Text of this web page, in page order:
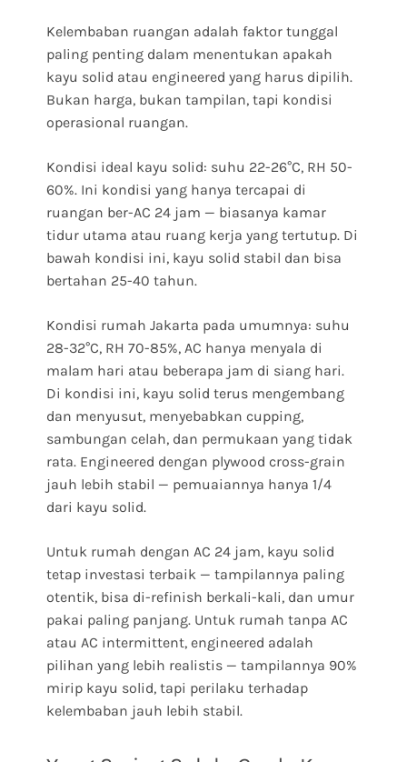
Kelembaban ruangan adalah faktor tunggal
paling penting dalam menentukan apakah
kayu solid atau engineered yang harus dipilih.
Bukan harga, bukan tampilan, tapi kondisi
operasional ruangan.
Kondisi ideal kayu solid: suhu 22-26°C, RH 50-
60%. Ini kondisi yang hanya tercapai di
ruangan ber-AC 24 jam — biasanya kamar
tidur utama atau ruang kerja yang tertutup. Di
bawah kondisi ini, kayu solid stabil dan bisa
bertahan 25-40 tahun.
Kondisi rumah Jakarta pada umumnya: suhu
28-32°C, RH 70-85%, AC hanya menyala di
malam hari atau beberapa jam di siang hari.
Di kondisi ini, kayu solid terus mengembang
dan menyusut, menyebabkan cupping,
sambungan celah, dan permukaan yang tidak
rata. Engineered dengan plywood cross-grain
jauh lebih stabil — pemuaiannya hanya 1/4
dari kayu solid.
Untuk rumah dengan AC 24 jam, kayu solid
tetap investasi terbaik — tampilannya paling
otentik, bisa di-refinish berkali-kali, dan umur
pakai paling panjang. Untuk rumah tanpa AC
atau AC intermittent, engineered adalah
pilihan yang lebih realistis — tampilannya 90%
mirip kayu solid, tapi perilaku terhadap
kelembaban jauh lebih stabil.